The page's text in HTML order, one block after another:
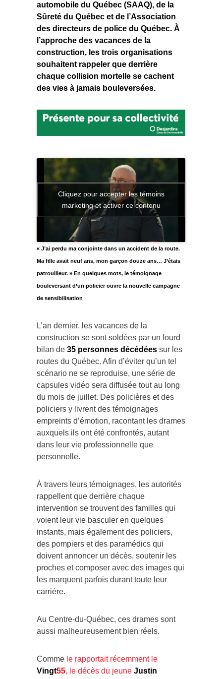
automobile du Québec (SAAQ), de la
Sûreté du Québec et de l’Association
des directeurs de police du Québec. À
l’approche des vacances de la
construction, les trois organisations
souhaitent rappeler que derrière
chaque collision mortelle se cachent
des vies à jamais bouleversées.
Cliquez pour accepter les témoins
marketing et activer ce contenu
« J’ai perdu ma conjointe dans un accident de la route.
Ma fille avait neuf ans, mon garçon douze ans… J’étais
patrouilleur. » En quelques mots, le témoignage
bouleversant d’un policier ouvre la nouvelle campagne
de sensibilisation
L’an dernier, les vacances de la
construction se sont soldées par un lourd
bilan de 35 personnes décédées sur les
routes du Québec. Afin d’éviter qu’un tel
scénario ne se reproduise, une série de
capsules vidéo sera diffusée tout au long
du mois de juillet. Des policières et des
policiers y livrent des témoignages
empreints d’émotion, racontant les drames
auxquels ils ont été confrontés, autant
dans leur vie professionnelle que
personnelle.
À travers leurs témoignages, les autorités
rappellent que derrière chaque
intervention se trouvent des familles qui
voient leur vie basculer en quelques
instants, mais également des policiers,
des pompiers et des paramédics qui
doivent annoncer un décès, soutenir les
proches et composer avec des images qui
les marquent parfois durant toute leur
carrière.
Au Centre-du-Québec, ces drames sont
aussi malheureusement bien réels.
Comme le rapportait récemment le
Vingt55, le décès du jeune Justin